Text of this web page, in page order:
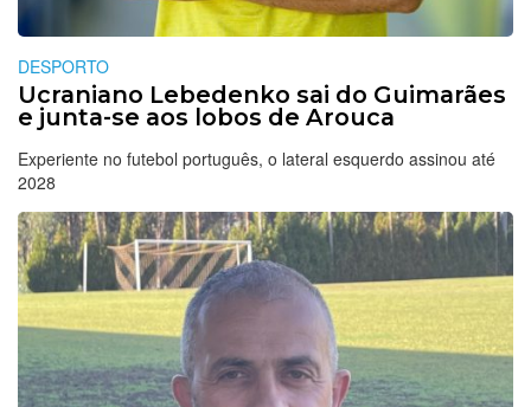
DESPORTO
Ucraniano Lebedenko sai do Guimarães
e junta-se aos lobos de Arouca
Experiente no futebol português, o lateral esquerdo assinou até
2028